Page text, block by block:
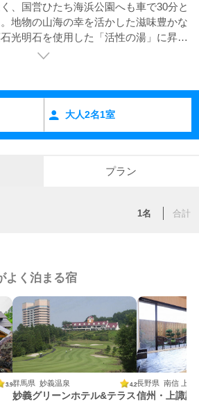
、国営ひたち海浜公園へも車で30分と
地物の山海の幸を活かした滋味豊かな
光明石を使用した「活性の湯」に昇る
大人2名1室
プラン
1名 合計
よく泊まる宿
3.9群馬県 妙義温泉 4.2
妙義グリーンホテル&テラス
長野県 南信 上諏
信州・上諏訪